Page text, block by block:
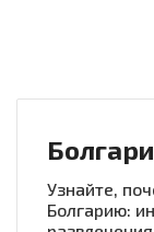
Узнайте,
Болгарию: